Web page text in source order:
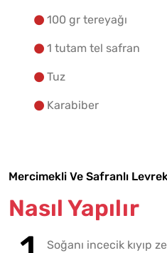
100 gr tereyağı
1 tutam tel safran
Tuz
Karabiber
Mercimekli Ve Safranlı
Nasıl Yapılır
Soğanı incecik kıyıp